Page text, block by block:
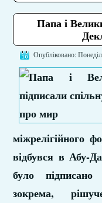
Папа і
Опубліковано:
міжрелігійного
відбувся в Абу-
було
зокрема,